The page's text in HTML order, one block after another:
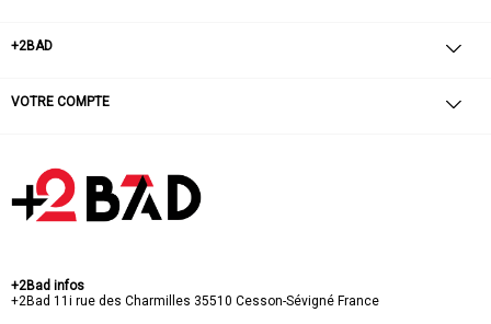
+2BAD
VOTRE COMPTE
+2Bad infos
+2Bad 11i rue des Charmilles 35510 Cesson-Sévigné France